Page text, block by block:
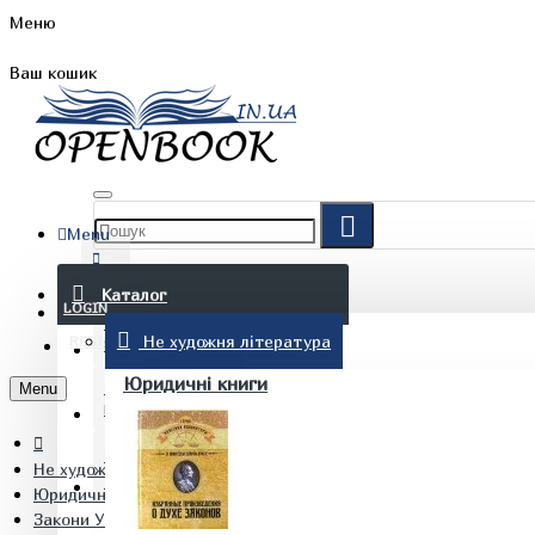
Меню
Ваш кошик
БЛОГ
КОНТАКТИ
(097) 015 28 90
Menu
Каталог
Не художня література
Юридичні книги
LOGIN
REGISTER
Menu
Не художня література
Юридичні книги
Закони України. Нормативні правові акти